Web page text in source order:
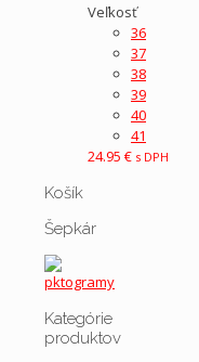
Veľkosť
36
37
38
39
40
41
24.95 € s DPH
Košík
Šepkár
Kategórie
produktov